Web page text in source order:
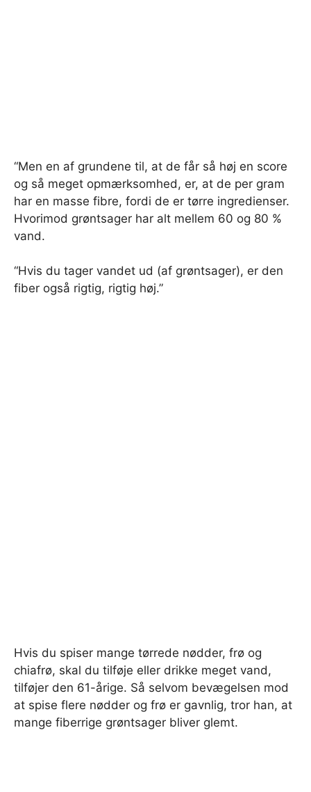
“Men en af ​​grundene til, at de får så høj en score
og så meget opmærksomhed, er, at de per gram
har en masse fibre, fordi de er tørre ingredienser.
Hvorimod grøntsager har alt mellem 60 og 80 %
vand.
“Hvis du tager vandet ud (af grøntsager), er den
fiber også rigtig, rigtig høj.”
Hvis du spiser mange tørrede nødder, frø og
chiafrø, skal du tilføje eller drikke meget vand,
tilføjer den 61-årige. Så selvom bevægelsen mod
at spise flere nødder og frø er gavnlig, tror han, at
mange fiberrige grøntsager bliver glemt.